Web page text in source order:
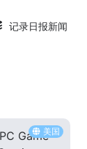
记录日报新闻
美国